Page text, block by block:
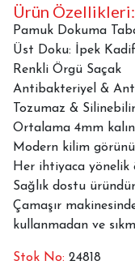
Dokuma
Taban
Milas
MLS-
5048
adet
Ürün Özellikleri:
Pamuk Dokuma
Üst Doku: İpek
Renkli Örgü Saçak
Antibakteriyel &
Tozumaz & Silinebilir
Ortalama 4mm
Modern kilim
Her ihtiyaca yönelik
Sağlık dostu üründür
Çamaşır
kullanmadan ve
Stok No: 24818